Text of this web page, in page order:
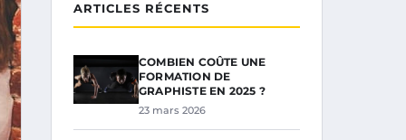
ARTICLES RÉCENTS
COMBIEN COÛTE UNE
FORMATION DE
GRAPHISTE EN 2025 ?
23 mars 2026